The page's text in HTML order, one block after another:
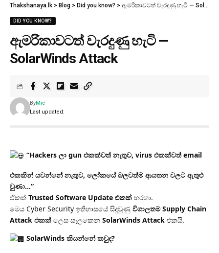
Thakshanaya.lk > Blog > Did you know? > ඇමරිකාවටත් වැරදුණු හැටි — SolarWinds Attack
DID YOU KNOW?
ඇමරිකාවටත් වැරදුණු හැටි —
SolarWinds Attack
Last updated:
ByMic
“Hackers ලා gun එකක්වත් නැතුව, virus එකක්වත් email
එකකින් යවන්නේ නැතුව, ලෝකයේ බලවත්ම ආයතන වලට ඇතුළු
වුණා…”
ඒකත් Trusted Software Update එකක් හරහා.
මෙය Cyber Security ඉතිහාසයේ සිදුවුණු විශාලතම Supply Chain
Attack එකක් ලෙස සැලකෙන SolarWinds Attack එකයි.
SolarWinds කියන්නේ කවුද?